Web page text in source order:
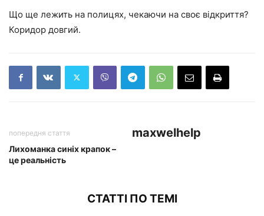
Що ще лежить на полицях, чекаючи на своє відкриття?
Коридор довгий.
попередня стаття
Лихоманка синіх крапок –
це реальність
maxwelhelp
СТАТТІ ПО ТЕМІ